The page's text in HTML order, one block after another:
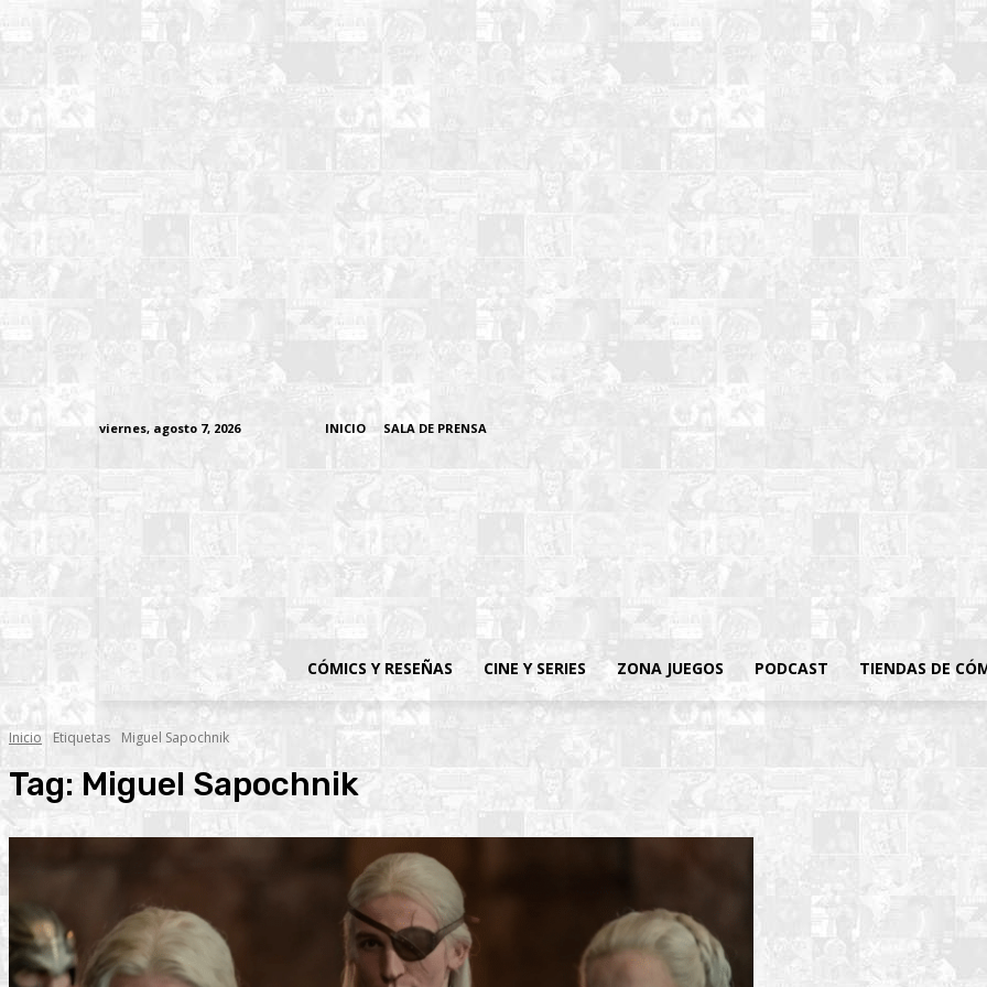
viernes, agosto 7, 2026 INICIO SALA DE PRENSA
CÓMICS Y RESEÑAS CINE Y SERIES ZONA JUEGOS PODCAST TIENDAS DE
Inicio Etiquetas Miguel Sapochnik
Tag: Miguel Sapochnik